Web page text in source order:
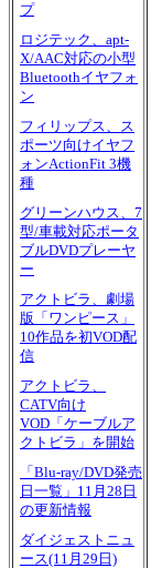
プ
ロジテック、apt-
X/AAC対応の小型
Bluetoothイヤフォ
ン
フィリップス、ス
ポーツ向けイヤフ
ォンActionFit 3機
種
グリーンハウス、7
型/車載対応ポータ
ブルDVDプレーヤ
ー
アクトビラ、劇場
版「ワンピース」
10作品を初VOD配
信
アクトビラ、
CATV向け
VOD「ケーブルア
クトビラ」を開始
「Blu-ray/DVD発売
日一覧」11月28日
の更新情報
ダイジェストニュ
ース(11月29日)